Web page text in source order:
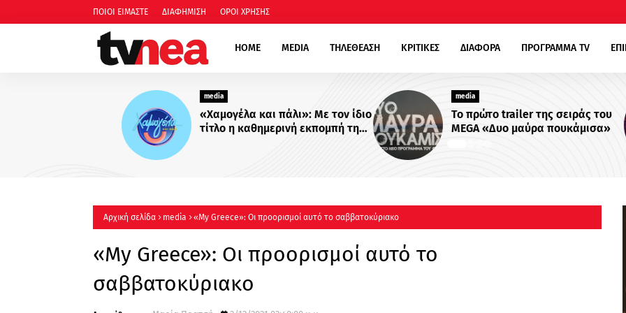
ΠΟΙΟΙ ΕΙΜΑΣΤΕ ΔΙΑΦΗΜΙΣΗ ΟΡΟΙ ΧΡΗΣΗΣ
HOME MEDIA ΤΗΛΕΘΕΑΣΗ ΚΡΙΤΙΚΕΣ ΔΙΑΦΟΡΑ ΠΡΟΓΡΑΜΜΑ TV
media
«Χαμογέλα και πάλι»: Με τον ίδιο
τίτλο η καθημερινή εκπομπή της
Σίσσυς Χρηστίδου στο Mega -
Πότε κάνει πρεμιέρα;
media
Το πρώτο trailer της σειράς του
MEGA «Δυο μαύρα πουκάμισα»
Αρχική σελίδα media «My Greece»: Οι προορισμοί αυτό το σαββατοκύριακο
«My Greece»: Οι προορισμοί αυτό το
σαββατοκύριακο